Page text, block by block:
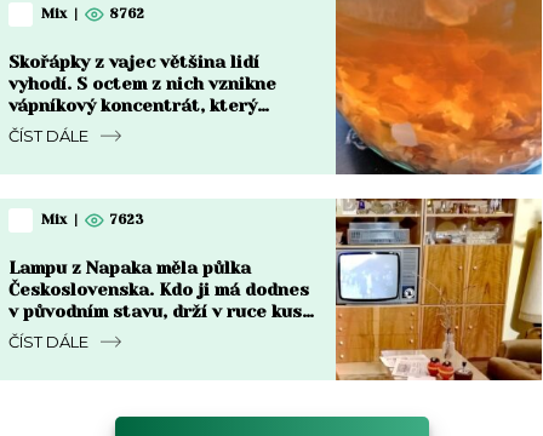
Mix | 8762
Skořápky z vajec většina lidí
vyhodí. S octem z nich vznikne
vápníkový koncentrát, který
chřadnoucím rostlinám vrátí sílu
ČÍST DÁLE
Mix | 7623
Lampu z Napaka měla půlka
Československa. Kdo ji má dodnes
v původním stavu, drží v ruce kus
za 8 000 Kč i víc
ČÍST DÁLE